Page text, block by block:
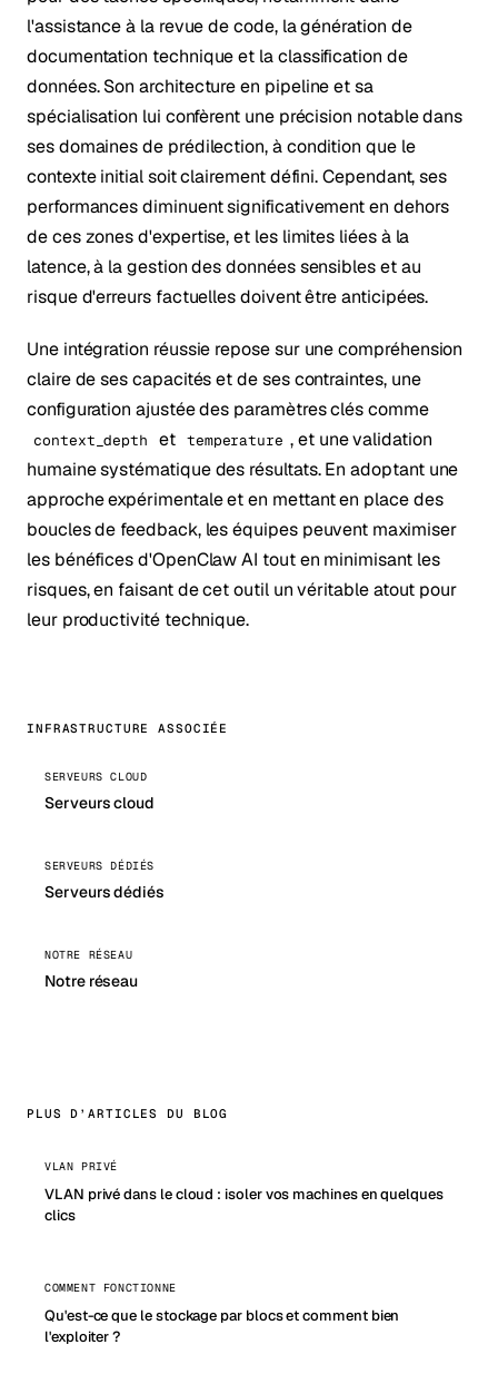
l'assistance à la revue de code, la génération de
documentation technique et la classification de
données. Son architecture en pipeline et sa
spécialisation lui confèrent une précision notable dans
ses domaines de prédilection, à condition que le
contexte initial soit clairement défini. Cependant, ses
performances diminuent significativement en dehors
de ces zones d'expertise, et les limites liées à la
latence, à la gestion des données sensibles et au
risque d'erreurs factuelles doivent être anticipées.
Une intégration réussie repose sur une compréhension
claire de ses capacités et de ses contraintes, une
configuration ajustée des paramètres clés comme
context_depth et temperature , et une validation
humaine systématique des résultats. En adoptant une
approche expérimentale et en mettant en place des
boucles de feedback, les équipes peuvent maximiser
les bénéfices d'OpenClaw AI tout en minimisant les
risques, en faisant de cet outil un véritable atout pour
leur productivité technique.
INFRASTRUCTURE ASSOCIÉE
SERVEURS CLOUD
Serveurs cloud
SERVEURS DÉDIÉS
Serveurs dédiés
NOTRE RÉSEAU
Notre réseau
PLUS D’ARTICLES DU BLOG
VLAN PRIVÉ
VLAN privé dans le cloud : isoler vos machines en quelques
clics
COMMENT FONCTIONNE
Qu'est-ce que le stockage par blocs et comment bien
l'exploiter ?